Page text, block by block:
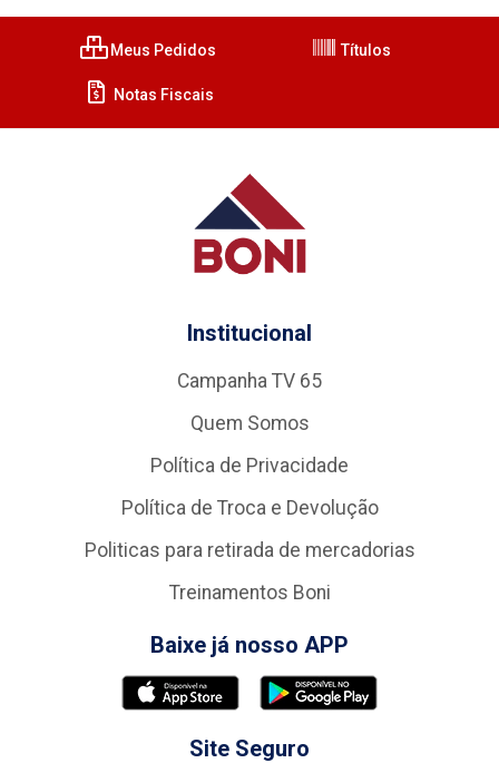
Meus Pedidos Títulos
Notas Fiscais
Institucional
Campanha TV 65
Quem Somos
Política de Privacidade
Política de Troca e Devolução
Politicas para retirada de mercadorias
Treinamentos Boni
Baixe já nosso APP
Site Seguro